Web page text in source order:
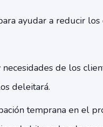
ayudar a reducir los
de los
deleitará.
temprana en el